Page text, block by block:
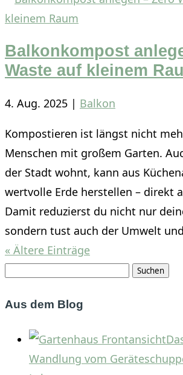
Balkonkompost
Waste auf kleinem
4. Aug. 2025 | Balkon
Kompostieren ist längst nicht
Menschen mit großem Garten.
der Stadt wohnt, kann aus
wertvolle Erde herstellen – direkt
Damit reduzierst du nicht nur
sondern tust auch der Umwelt
« Ältere Einträge
Suchen
Aus dem Blog
Wandlung vom